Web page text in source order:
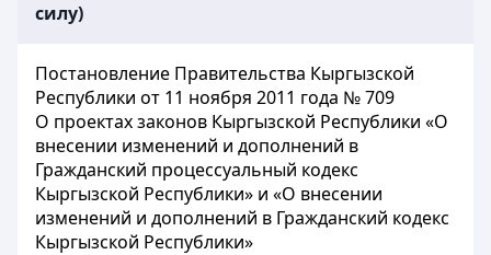
силу)
Постановление Правительства Кыргызской
Республики от 11 ноября 2011 года № 709
О проектах законов Кыргызской Республики «О
внесении изменений и дополнений в
Гражданский процессуальный кодекс
Кыргызской Республики» и «О внесении
изменений и дополнений в Гражданский кодекс
Кыргызской Республики»